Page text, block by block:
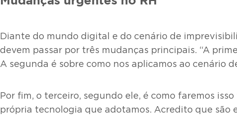
Diante do mundo digital e do cenário de
devem passar por três mudanças principais. “A
A segunda é sobre como nos aplicamos ao cenário
Por fim, o terceiro, segundo ele, é como faremos
própria tecnologia que adotamos. Acredito que são